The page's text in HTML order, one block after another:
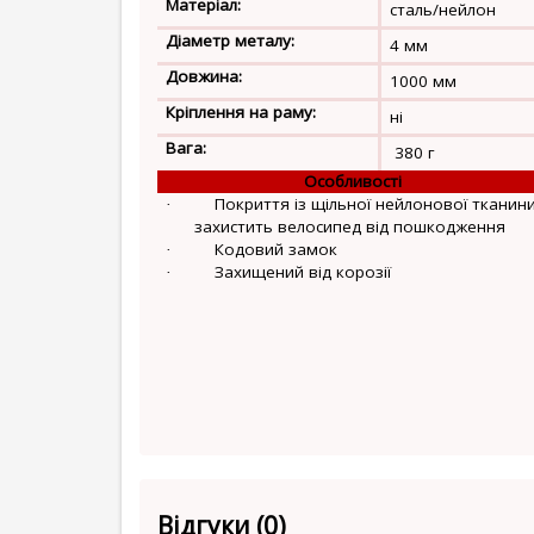
Матеріал:
сталь/нейлон
Діаметр металу:
4 мм
Довжина:
1000 мм
Кріплення на раму:
ні
Вага:
380 г
Особливості
·
Покриття із щільної нейлонової
захистить велосипед від пошкодження
· Кодовий замок
· Захищений від корозії
Відгуки (0)